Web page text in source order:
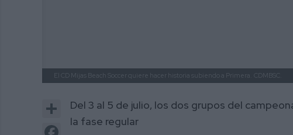
El CD Mijas Beach Soccer quiere hacer historia subiendo a Primera. CDMBSC.
Share
Facebook
Del 3 al 5 de julio, los dos grupos del
la fase regular